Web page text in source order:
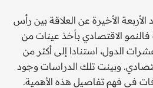
الأخيرة عن العلاقة بين رأس
فالنمو الاقتصادي بأخذ عينات من
الدول، استنادا إلى أكثر من
وبينت تلك الدراسات وجود
في فهم تفاصيل هذه الأهمية.